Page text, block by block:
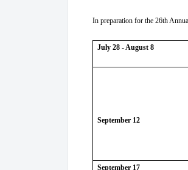
In preparation for the 26th
July 28 - August 8
September 12
September 17